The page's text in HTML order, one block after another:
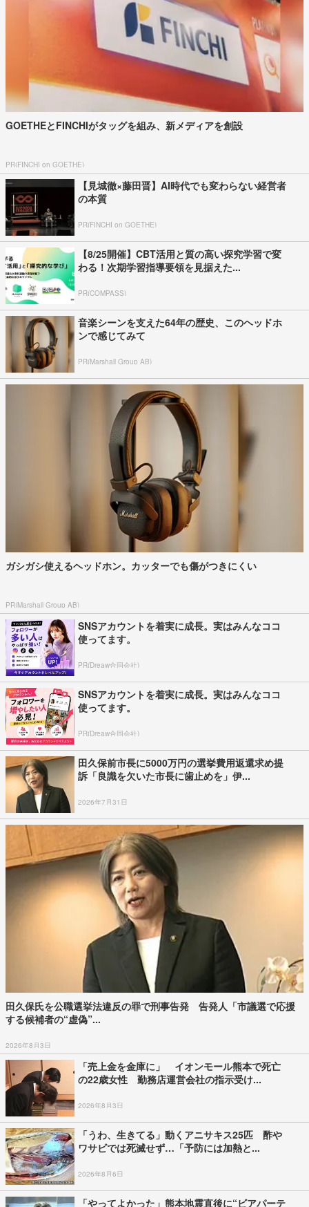
GOETHEとFINCHIがタッグを組み、新メディアを創設
PR(FINCHI on GOETHE)
【見城徹×藤田晋】AI時代でも変わらない経営者
の本質
PR(FINCHI on GOETHE)
【8/25開催】CBT活用と質の高い探究学習で変
わる！次期学習指導要領を見据えた...
PR(COMPASS)
音楽シーンを支えた64年の歴史、このヘッドホ
ンで感じてみて
PR(Marshall Group AB)
ガシガシ使えるヘッドホン。カッターでも傷がつきにくい
PR(Marshall Group AB)
SNSアカウントを着実に成長。実はみんなココ
使ってます。
PR(Dreaw合同会社)
SNSアカウントを着実に成長。実はみんなココ
使ってます。
PR(Dreaw合同会社)
田久保前市長に5000万円の選挙費用返還求め提
訴「良識を欠いた市長に歯止めを」伊...
2026年7月31日
田久保氏を公職選挙法違反の罪で刑事告発 告発人「市議選で応援
する候補者の“虚偽”...
2026年8月3日
「売上金を金庫に」 イオンモール熊本で死亡
の22歳女性 勤務店運営会社の指示受け...
2026年8月3日
「うわ、生きてる」動くアニサキス25匹 酢や
ワサビでは死滅せず…「予防には加熱と...
2026年8月6日
「やってよかった」熊本地震直後に“ビアパーテ